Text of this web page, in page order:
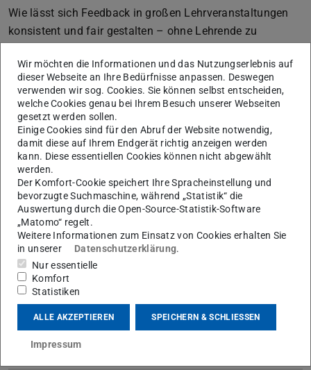
Wie lässt sich Feedback in großen Lehrveranstaltungen
konsistent und fair gestalten – ohne Lehrende zu
„LLMentor“ an der TU Darmstadt.
Die an der TU Darmstadt entwickelte KI schlägt auf Basis
transparenter Bewertungskriterien vorläufige Punktzahlen,
Begründungen und Feedbackformulierungen vor.
Übernehmen, anpassen oder verwerfen – die
Entscheidung liegt stets beim Lehrteam.
Beim E-Learning Stammtisch stellt Dr. Thomas Arnold
vom
Ubiquitous Knowledge Processing (UKP) Lab
(Fachbereich Informatik) das KI-Assistenzsystem vor und
berichtet aus dem Praxiseinsatz in der Lehrveranstaltung
„Einführung in das wissenschaftliche Arbeiten“.
Anmeldung zum E-Learning Stammtisch
22.04.2026: Die App „Krisopolis“ –
Krisenvorsorge als Spiel
Wir möchten die Informationen und das Nutzungserlebnis auf
dieser Webseite an Ihre Bedürfnisse anpassen. Deswegen
verwenden wir sog. Cookies. Sie können selbst entscheiden,
welche Cookies genau bei Ihrem Besuch unserer Webseiten
gesetzt werden sollen.
Einige Cookies sind für den Abruf der Website notwendig,
damit diese auf Ihrem Endgerät richtig anzeigen werden
kann. Diese essentiellen Cookies können nicht abgewählt
werden.
Der Komfort-Cookie speichert Ihre Spracheinstellung und
bevorzugte Suchmaschine, während „Statistik“ die
Auswertung durch die Open-Source-Statistik-Software
„Matomo“ regelt.
Weitere Informationen zum Einsatz von Cookies erhalten Sie
in unserer
Datenschutzerklärung.
Nur essentielle
Komfort
Statistiken
ALLE AKZEPTIEREN SPEICHERN & SCHLIESSEN
Impressum